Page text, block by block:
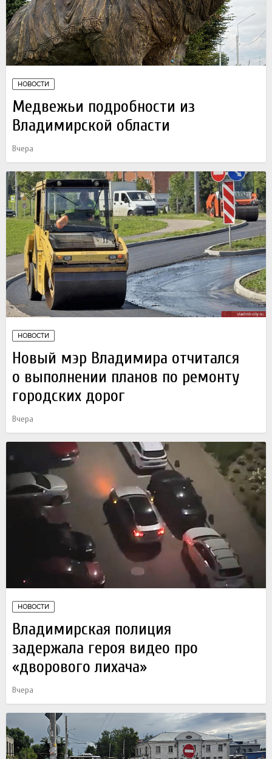
НОВОСТИ
Медвежьи подробности из
Владимирской области
Вчера
НОВОСТИ
Новый мэр Владимира отчитался
о выполнении планов по ремонту
городских дорог
Вчера
НОВОСТИ
Владимирская полиция
задержала героя видео про
«дворового лихача»
Вчера